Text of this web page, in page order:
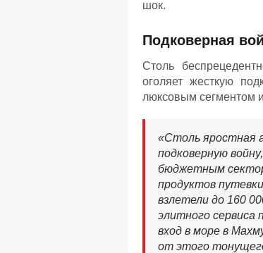
шок.
Подковерная
Столь
оголяет жесткую
люксовым сегментом
«Столь яростная
подковерную
бюджетным
продуктов
взлетели до 160
элитного
вход в море в
от этого